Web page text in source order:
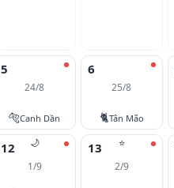
5
24/8
🐅Canh Dần
6
25/8
🐈Tân Mão
🌙
12
1/9
⭐
13
2/9